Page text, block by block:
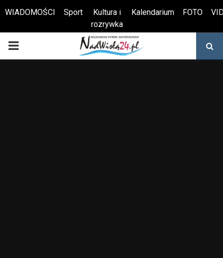
Otwórz pasek narzędzi
WIADOMOŚCI Sport
Kultura i
rozrywka
Kalendarium FOTO
PRIMARY